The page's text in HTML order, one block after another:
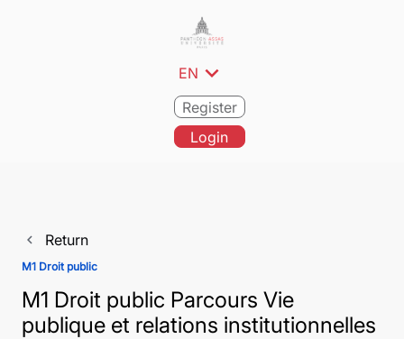
EN expand_more
Register
Login
navigate_before Return
M1 Droit public
M1 Droit public Parcours Vie
publique et relations institutionnelles